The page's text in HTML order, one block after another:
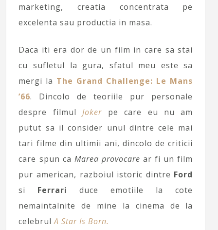
marketing, creatia concentrata pe
excelenta sau productia in masa.
Daca iti era dor de un film in care sa stai
cu sufletul la gura, sfatul meu este sa
mergi la The Grand Challenge: Le Mans
’66. Dincolo de teoriile pur personale
despre filmulJoker pe care eu nu am
putut sa il consider unul dintre cele mai
tari filme din ultimii ani, dincolo de criticii
care spun ca Marea provocare ar fi un film
pur american, razboiul istoric dintre Ford
si Ferrari
duce emotiile la cote
nemaintalnite de mine la cinema de la
celebrulA Star Is Born.